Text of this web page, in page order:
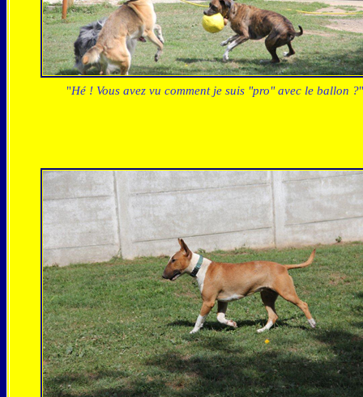
"Hé ! Vous avez vu comment je suis "pro" avec le ballon ?"